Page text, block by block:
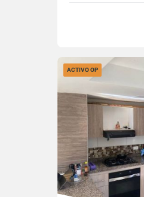
ACTIVO OP